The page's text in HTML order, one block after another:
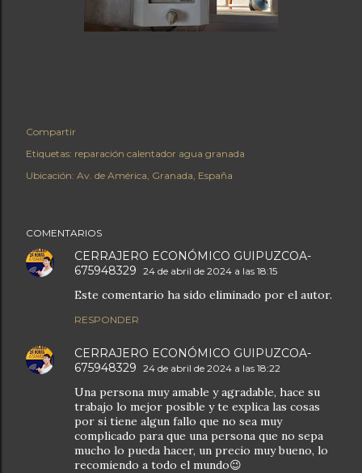
Compartir
Etiquetas: reparación calentador agua granada
Ubicación: Av. de América, Granada, España
COMENTARIOS
CERRAJERO ECONÓMICO GUIPUZCOA-
675948329 24 de abril de 2024 a las 18:15
Este comentario ha sido eliminado por el autor.
RESPONDER
CERRAJERO ECONÓMICO GUIPUZCOA-
675948329 24 de abril de 2024 a las 18:22
Una persona muy amable y agradable, hace su
trabajo lo mejor posible y te explica las cosas
por si tiene algun fallo que no sea muy
complicado para que una persona que no sepa
mucho lo pueda hacer, un precio muy bueno, lo
recomiendo a todo el mundo😉